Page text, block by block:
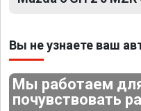
Вы не узнаете ваш
Мы работаем
почувствовать